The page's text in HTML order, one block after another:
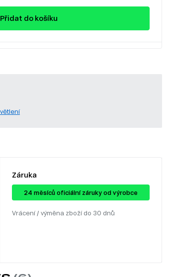
Přidat do košíku
Záruka
24 ​​​​měsíců oficiální záruky od výrobce
Vrácení / výměna zboží do 30 dnů